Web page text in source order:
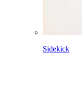
Sidekick